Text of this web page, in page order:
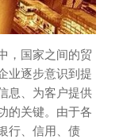
，国家之间的贸
业逐步意识到提
息、为客户提供
的关键。由于各
行、信用、债